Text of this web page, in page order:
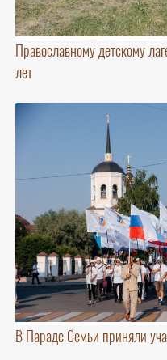
Православному детскому
лет
В Параде Семьи приняли